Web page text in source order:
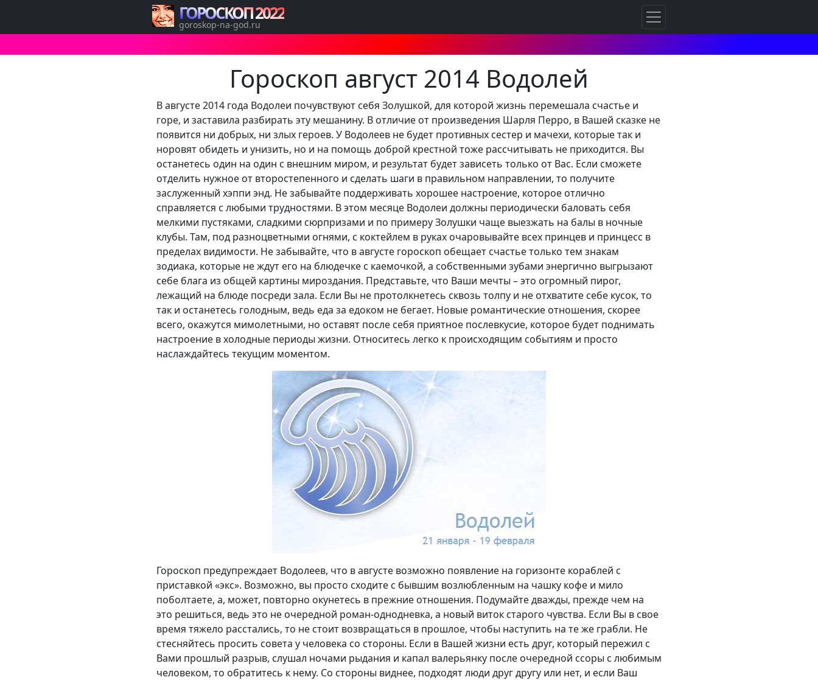
Гороскоп август 2014 Водолей
В августе 2014 года Водолеи почувствуют себя Золушкой, для которой жизнь перемешала счастье и
горе, и заставила разбирать эту мешанину. В отличие от произведения Шарля Перро, в Вашей сказке не
появится ни добрых, ни злых героев. У Водолеев не будет противных сестер и мачехи, которые так и
норовят обидеть и унизить, но и на помощь доброй крестной тоже рассчитывать не приходится. Вы
останетесь один на один с внешним миром, и результат будет зависеть только от Вас. Если сможете
отделить нужное от второстепенного и сделать шаги в правильном направлении, то получите
заслуженный хэппи энд. Не забывайте поддерживать хорошее настроение, которое отлично
справляется с любыми трудностями. В этом месяце Водолеи должны периодически баловать себя
мелкими пустяками, сладкими сюрпризами и по примеру Золушки чаще выезжать на балы в ночные
клубы. Там, под разноцветными огнями, с коктейлем в руках очаровывайте всех принцев и принцесс в
пределах видимости. Не забывайте, что в августе гороскоп обещает счастье только тем знакам
зодиака, которые не ждут его на блюдечке с каемочкой, а собственными зубами энергично выгрызают
себе блага из общей картины мироздания. Представьте, что Ваши мечты – это огромный пирог,
лежащий на блюде посреди зала. Если Вы не протолкнетесь сквозь толпу и не отхватите себе кусок, то
так и останетесь голодным, ведь еда за едоком не бегает. Новые романтические отношения, скорее
всего, окажутся мимолетными, но оставят после себя приятное послевкусие, которое будет поднимать
настроение в холодные периоды жизни. Относитесь легко к происходящим событиям и просто
наслаждайтесь текущим моментом.
Гороскоп предупреждает Водолеев, что в августе возможно появление на горизонте кораблей с
приставкой «экс». Возможно, вы просто сходите с бывшим возлюбленным на чашку кофе и мило
поболтаете, а, может, повторно окунетесь в прежние отношения. Подумайте дважды, прежде чем на
это решиться, ведь это не очередной роман-однодневка, а новый виток старого чувства. Если Вы в свое
время тяжело расстались, то не стоит возвращаться в прошлое, чтобы наступить на те же грабли. Не
стесняйтесь просить совета у человека со стороны. Если в Вашей жизни есть друг, который пережил с
Вами прошлый разрыв, слушал ночами рыдания и капал валерьянку после очередной ссоры с любимым
человеком, то обратитесь к нему. Со стороны виднее, подходят люди друг другу или нет, и если Ваш
ГОРОСКОП 2022
goroskop-na-god.ru